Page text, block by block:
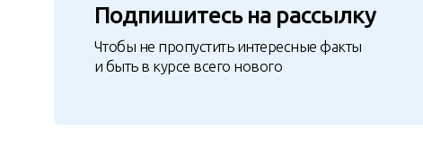
Подпишитесь на рассылку
Чтобы не пропустить интересные факты
и быть в курсе всего нового